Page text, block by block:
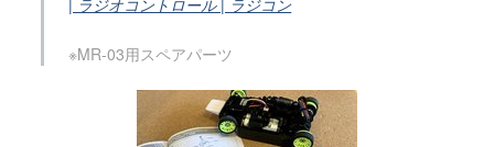
※MR-03用スペアパーツ